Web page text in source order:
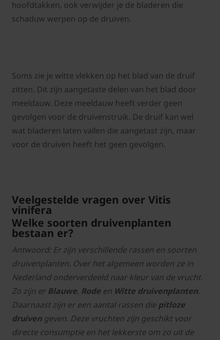
hoofdtakken, ook verwijder je de bladeren die
schaduw werpen op de druiven.
Soms zie je witte vlekken op het blad van de druif
zitten. Dit zijn aangetaste delen van het blad door
meeldauw. Deze meeldauw heeft verder geen
gevolgen voor de druivenstruik. De druif kan wel
wat bladeren laten vallen die aangetast zijn, maar
voor de druiven heeft het geen gevolgen.
Veelgestelde vragen over Vitis
vinifera
Welke soorten druivenplanten
bestaan er?
Antwoord: Er zijn verschillende rassen en soorten
druivenplanten. Over het algemeen worden ze in
Nederland onderverdeeld naar kleur van de vrucht.
Zo zijn er Blauwe, Rode en Witte druivenplanten.
Daarnaast zijn er een aantal rassen die pitloze
druiven geven. Deze vruchten zijn geschikt voor
directe consumptie en het lekkerste om zo uit de